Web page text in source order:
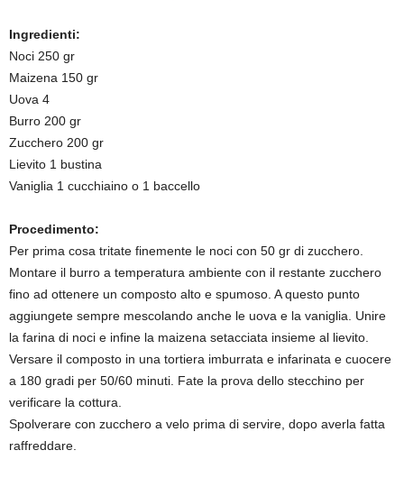
Ingredienti:
Noci 250 gr
Maizena 150 gr
Uova 4
Burro 200 gr
Zucchero 200 gr
Lievito 1 bustina
Vaniglia 1 cucchiaino o 1 baccello
Procedimento:
Per prima cosa tritate finemente le noci con 50 gr di zucchero.
Montare il burro a temperatura ambiente con il restante zucchero
fino ad ottenere un composto alto e spumoso. A questo punto
aggiungete sempre mescolando anche le uova e la vaniglia. Unire
la farina di noci e infine la maizena setacciata insieme al lievito.
Versare il composto in una tortiera imburrata e infarinata e cuocere
a 180 gradi per 50/60 minuti. Fate la prova dello stecchino per
verificare la cottura.
Spolverare con zucchero a velo prima di servire, dopo averla fatta
raffreddare.